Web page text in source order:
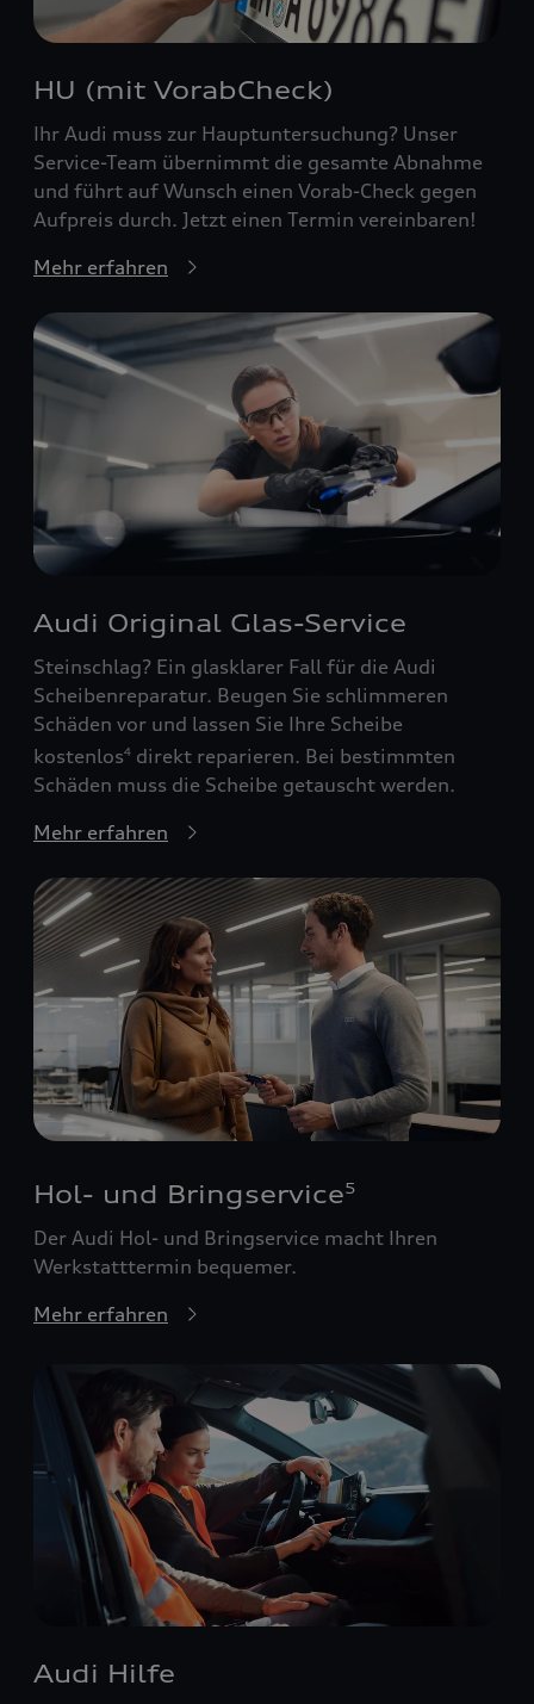
HU (mit VorabCheck)
Ihr Audi muss zur Hauptuntersuchung? Unser
Service-Team übernimmt die gesamte Abnahme
und führt auf Wunsch einen Vorab-Check gegen
Aufpreis durch. Jetzt einen Termin vereinbaren!
Mehr erfahren
Audi Original Glas-Service
Steinschlag? Ein glasklarer Fall für die Audi
Scheibenreparatur. Beugen Sie schlimmeren
Schäden vor und lassen Sie Ihre Scheibe
kostenlos4 direkt reparieren. Bei bestimmten
Schäden muss die Scheibe getauscht werden.
Mehr erfahren
Hol- und Bringservice5
Der Audi Hol- und Bringservice macht Ihren
Werkstatttermin bequemer.
Mehr erfahren
Audi Hilfe